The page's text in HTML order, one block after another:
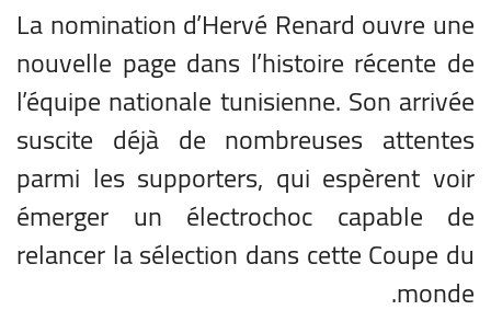
La nomination d’Hervé Renard ouvre une
nouvelle page dans l’histoire récente de
l’équipe nationale tunisienne. Son arrivée
suscite déjà de nombreuses attentes
parmi les supporters, qui espèrent voir
émerger un électrochoc capable de
relancer la sélection dans cette Coupe du
monde.